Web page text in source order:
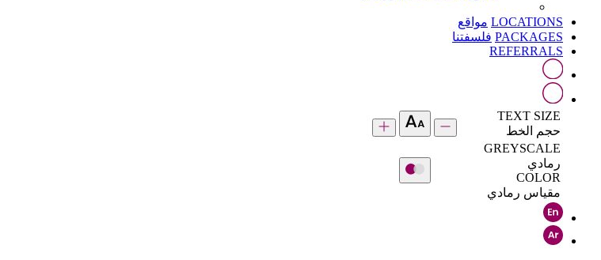
LOCATIONS مواقع
PACKAGES فلسفتنا
REFERRALS
TEXT SIZE
حجم الخط
GREYSCALE
رمادي
COLOR
مقياس رمادي